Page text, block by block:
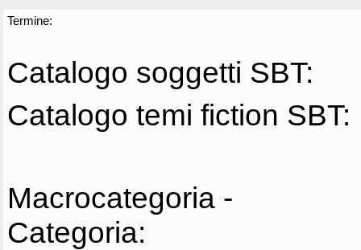
Termine:
Catalogo soggetti SBT:
Catalogo temi fiction SBT:
Macrocategoria -
Categoria: